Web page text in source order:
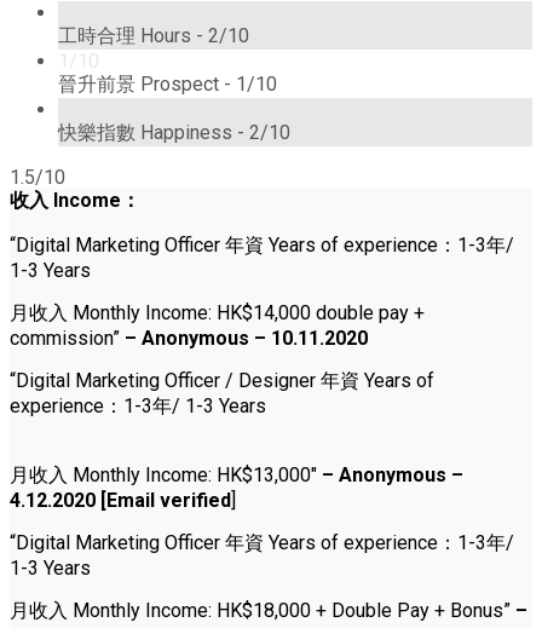
工時合理 Hours - 2/10
1/10
晉升前景 Prospect - 1/10
快樂指數 Happiness - 2/10
1.5/10
收入 Income：
“Digital Marketing Officer 年資 Years of experience：1-3年/
1-3 Years
月收入 Monthly Income: HK$14,000 double pay +
commission” – Anonymous – 10.11.2020
“Digital Marketing Officer / Designer 年資 Years of
experience：1-3年/ 1-3 Years
月收入 Monthly Income: HK$13,000″ – Anonymous –
4.12.2020 [Email verified]
“Digital Marketing Officer 年資 Years of experience：1-3年/
1-3 Years
月收入 Monthly Income: HK$18,000 + Double Pay + Bonus” –